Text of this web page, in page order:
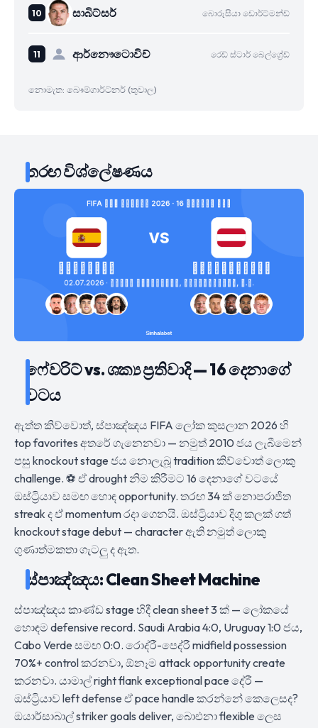
සාබිට්සර් බොරූසියා ඩොර්ට්මන්ඩ්
ආර්නෞටොවිච් රෙඩ් ස්ටාර් බෙල්ග්‍රේඩ්
නොමැත: බෞම්ගාර්ට්නර් (තුවාල)
තරඟ විශ්ලේෂණය
ෆේවරිට් vs. ශක්‍ය ප්‍රතිවාදි — 16 දෙනාගේ
වටය
ඇත්ත කිව්වොත්, ස්පාඤ්ඤය FIFA ලෝක කුසලාන 2026 හි
top favorites අතරේ ගැනෙනවා — නමුත් 2010 ජය ලැබීමෙන්
පසු knockout stage ජය නොලැබූ tradition කිව්වොත් ලොකු
challenge. ⚽ ඒ drought නිම කිරීමට 16 දෙනාගේ වටයේ
ඔස්ට්‍රියාව සමඟ හොඳ opportunity. තරඟ 34 ක් නොපරාජිත
streak ද ඒ momentum රදා ගෙනයි. ඔස්ට්‍රියාව දිගු කලක් ගත්
knockout stage debut — character ඇති නමුත් ලොකු
ගුණාත්මකතා ගැටලු ද ඇත.
ස්පාඤ්ඤය: Clean Sheet Machine
ස්පාඤ්ඤය කාණ්ඩ stage හිදී clean sheet 3 ක් — ලෝකයේ
හොඳම defensive record. Saudi Arabia 4:0, Uruguay 1:0 ජය,
Cabo Verde සමඟ 0:0. රොද්රී-පෙද්රී midfield possession
70%+ control කරනවා, ඕනෑම attack opportunity create
කරනවා. යාමාල් right flank exceptional pace දේරී —
ඔස්ට්‍රියාව left defense ඒ pace handle කරන්නේ කෙලෙසද?
ඔයාර්සාබාල් striker goals deliver, බාෙඑනා flexible ලෙස